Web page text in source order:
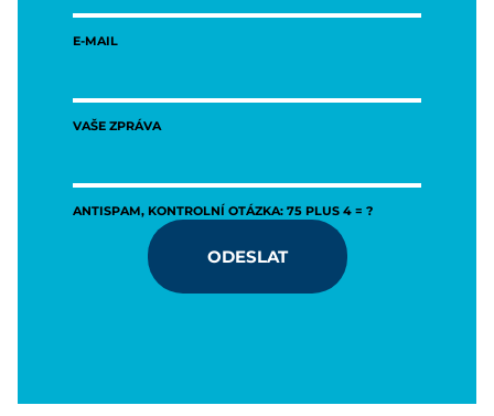
E-MAIL
VAŠE ZPRÁVA
ANTISPAM, KONTROLNÍ OTÁZKA: 75 PLUS 4 = ?
ODESLAT